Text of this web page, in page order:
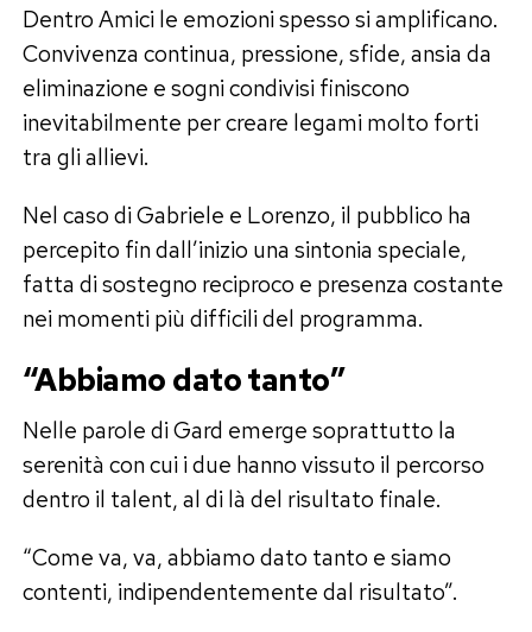
Dentro Amici le emozioni spesso si amplificano.
Convivenza continua, pressione, sfide, ansia da
eliminazione e sogni condivisi finiscono
inevitabilmente per creare legami molto forti
tra gli allievi.
Nel caso di Gabriele e Lorenzo, il pubblico ha
percepito fin dall’inizio una sintonia speciale,
fatta di sostegno reciproco e presenza costante
nei momenti più difficili del programma.
“Abbiamo dato tanto”
Nelle parole di Gard emerge soprattutto la
serenità con cui i due hanno vissuto il percorso
dentro il talent, al di là del risultato finale.
“Come va, va, abbiamo dato tanto e siamo
contenti, indipendentemente dal risultato”.